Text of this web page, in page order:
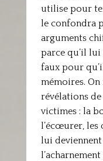
utilise pour
le confondra
arguments
parce qu’il
faux pour
mémoires.
révélations de
victimes : la
l’écœurer, les
lui deviennent
l’acharnement